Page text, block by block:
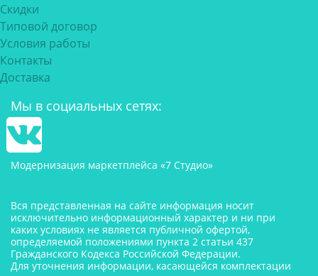
Скидки
Типовой договор
Условия работы
Контакты
Доставка
Мы в социальных сетях:
Модернизация маркетплейса «7 Студио»
Вся представленная на сайте информация носит
исключительно информационный характер и ни при
каких условиях не является публичной офертой,
определяемой положениями пункта 2 статьи 437
Гражданского Кодекса Российской Федерации.
Для уточнения информации, касающейся комплектации